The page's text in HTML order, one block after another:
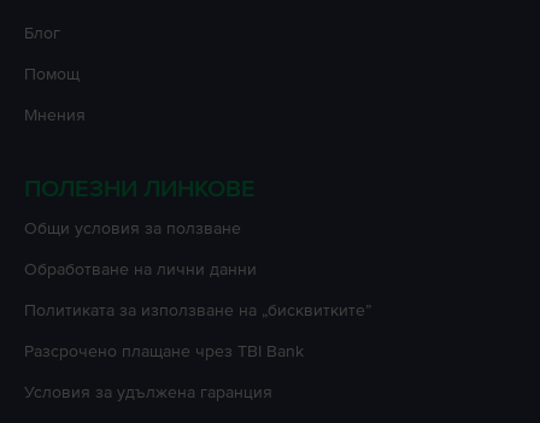
Блог
Помощ
Мнения
ПОЛЕЗНИ ЛИНКОВЕ
Oбщи условия за ползване
Oбработване на лични данни
Политиката за използване на „бисквитките”
Разсрочено плащане чрез TBI Bank
Условия за удължена гаранция